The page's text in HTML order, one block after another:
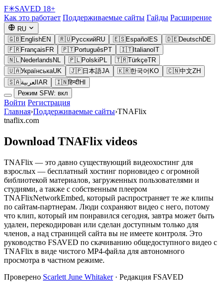
F✳SAVED 18+
Как это работает Поддерживаемые сайты Гайды Расширение
RU
🇬🇧EnglishEN 🇷🇺РусскийRU 🇪🇸Español ES 🇩🇪DeutschDE
🇫🇷Français FR 🇵🇹Português PT 🇮🇹Italiano IT
🇳🇱Nederlands NL 🇵🇱Polski PL 🇹🇷TürkçeTR
🇺🇦УкраїнськаUK 🇯🇵日本語JA 🇰🇷한국어 KO 🇨🇳中文ZH
🇸🇦العربية AR 🇮🇳हिन्दीHI
Режим SFW: вкл
Войти Регистрация
Главная›Поддерживаемые сайты›TNAFlix
tnaflix.com
Download TNAFlix videos
TNAFlix — это давно существующий видеохостинг для
взрослых — бесплатный хостинг порновидео с огромной
библиотекой материалов, загруженных пользователями и
студиями, а также с собственным плеером
TNAFlixNetworkEmbed, который распространяет те же клипы
по сайтам-партнерам. Люди сохраняют видео с него, потому
что клип, который им понравился сегодня, завтра может быть
удален, перекодирован или сделан доступным только для
членов, а над страницей сайта вы не имеете контроля. Это
руководство FSAVED по скачиванию общедоступного видео с
TNAFlix в виде чистого MP4-файла для автономного
просмотра в частном режиме.
Проверено Scarlett June Whitaker· Редакция FSAVED